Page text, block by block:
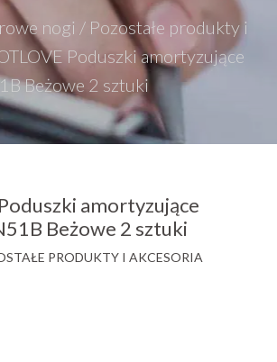
nogi / Pozostałe produkty i
Poduszki amortyzujące
Beżowe 2 sztuki
amortyzujące
Beżowe 2 sztuki
PRODUKTY I AKCESORIA